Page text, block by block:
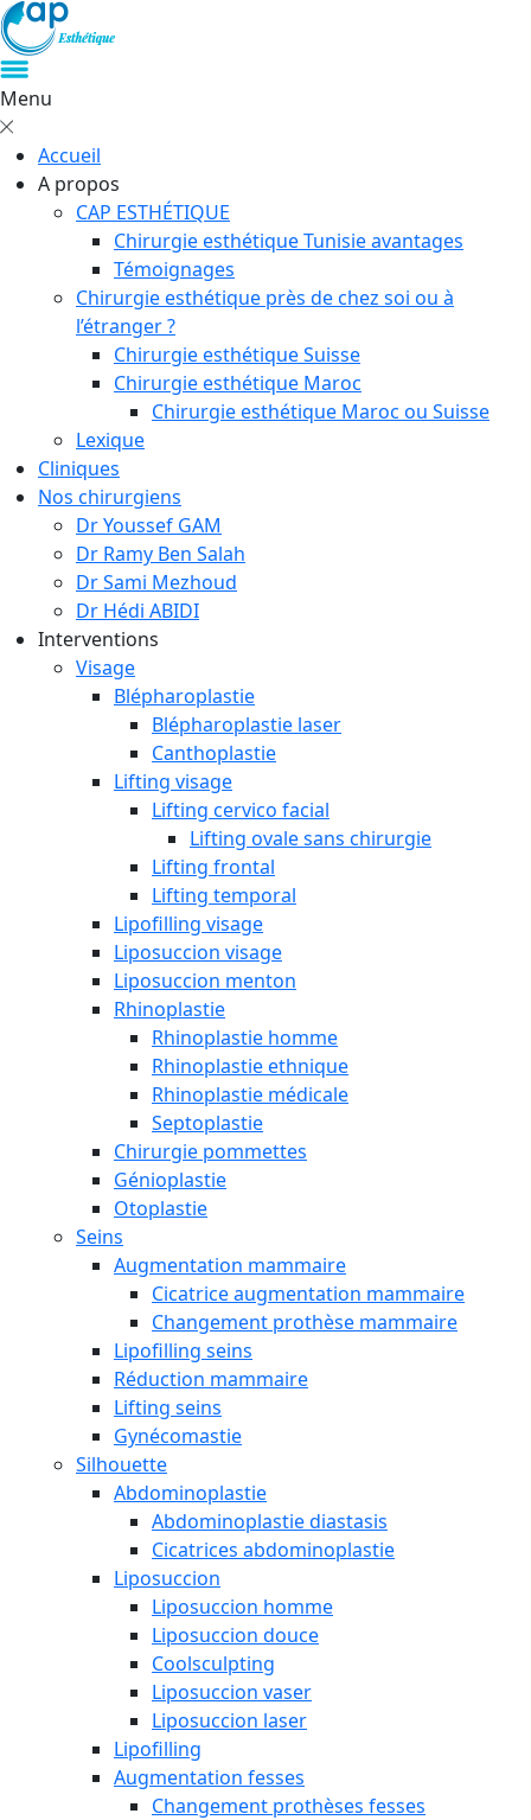
Menu
Accueil
A propos
CAP ESTHÉTIQUE
Chirurgie esthétique Tunisie avantages
Témoignages
Chirurgie esthétique près de chez soi ou à
l’étranger ?
Chirurgie esthétique Suisse
Chirurgie esthétique Maroc
Chirurgie esthétique Maroc ou Suisse
Lexique
Cliniques
Nos chirurgiens
Dr Youssef GAM
Dr Ramy Ben Salah
Dr Sami Mezhoud
Dr Hédi ABIDI
Interventions
Visage
Blépharoplastie
Blépharoplastie laser
Canthoplastie
Lifting visage
Lifting cervico facial
Lifting ovale sans chirurgie
Lifting frontal
Lifting temporal
Lipofilling visage
Liposuccion visage
Liposuccion menton
Rhinoplastie
Rhinoplastie homme
Rhinoplastie ethnique
Rhinoplastie médicale
Septoplastie
Chirurgie pommettes
Génioplastie
Otoplastie
Seins
Augmentation mammaire
Cicatrice augmentation mammaire
Changement prothèse mammaire
Lipofilling seins
Réduction mammaire
Lifting seins
Gynécomastie
Silhouette
Abdominoplastie
Abdominoplastie diastasis
Cicatrices abdominoplastie
Liposuccion
Liposuccion homme
Liposuccion douce
Coolsculpting
Liposuccion vaser
Liposuccion laser
Lipofilling
Augmentation fesses
Changement prothèses fesses